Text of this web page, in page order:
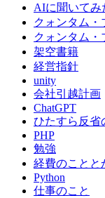
ジ
ジ
AIに聞いてみ
クォンタム・
クォンタム
架空書籍
経営指針
unity
会社引越計画
ChatGPT
ひたすら反省
PHP
勉強
経費のことと
Python
仕事のこと